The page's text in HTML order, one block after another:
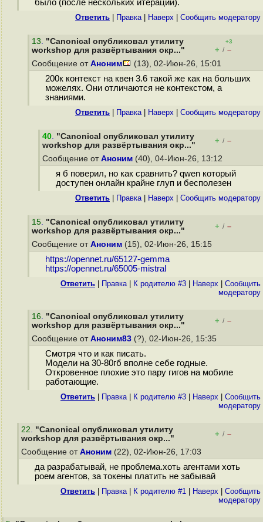
было (после нескольких итераций).
Ответить Правка| Наверх Cообщить модератору
13. "Canonical опубликовал утилиту
workshop для развёртывания окр..."
+3
+ / –
Сообщение от Аноним (13), 02-Июн-26, 15:01
200к контекст на квен 3.6 такой же как на больших
можелях. Они отличаются не контекстом, а
знаниями.
Ответить Правка| Наверх Cообщить модератору
40. "Canonical опубликовал утилиту
workshop для развёртывания окр..."
+ / –
Сообщение от Аноним (40), 04-Июн-26, 13:12
я б поверил, но как сравнить? qwen который
доступен онлайн крайне глуп и бесполезен
Ответить Правка| Наверх Cообщить модератору
15. "Canonical опубликовал утилиту
workshop для развёртывания окр..."
+ / –
Сообщение от Аноним (15), 02-Июн-26, 15:15
https://opennet.ru/65127-gemma
https://opennet.ru/65005-mistral
Ответить Правка| К родителю #3 Наверх
Cообщить
модератору
16. "Canonical опубликовал утилиту
workshop для развёртывания окр..."
+ / –
Сообщение от Аноним83 (?), 02-Июн-26, 15:35
Смотря что и как писать.
Модели на 30-80гб вполне себе годные.
Откровенное плохие это пару гигов на мобиле
работающие.
Ответить Правка| К родителю #3 Наверх
Cообщить
модератору
22. "Canonical опубликовал утилиту
workshop для развёртывания окр..."
+ / –
Сообщение от Аноним (22), 02-Июн-26, 17:03
да разрабатывай, не проблема.хоть агентами хоть
роем агентов, за токены платить не забывай
Ответить Правка| К родителю #1 Наверх
Cообщить
модератору